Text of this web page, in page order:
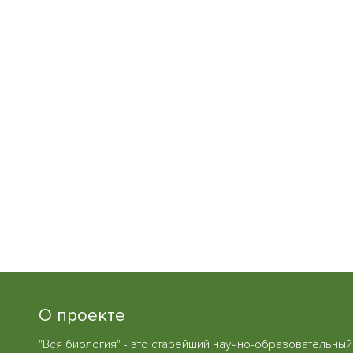
О проекте
"Вся биология" - это старейший научно-